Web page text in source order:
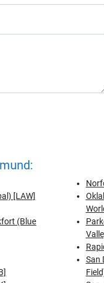
[LAW]
(Blue
San